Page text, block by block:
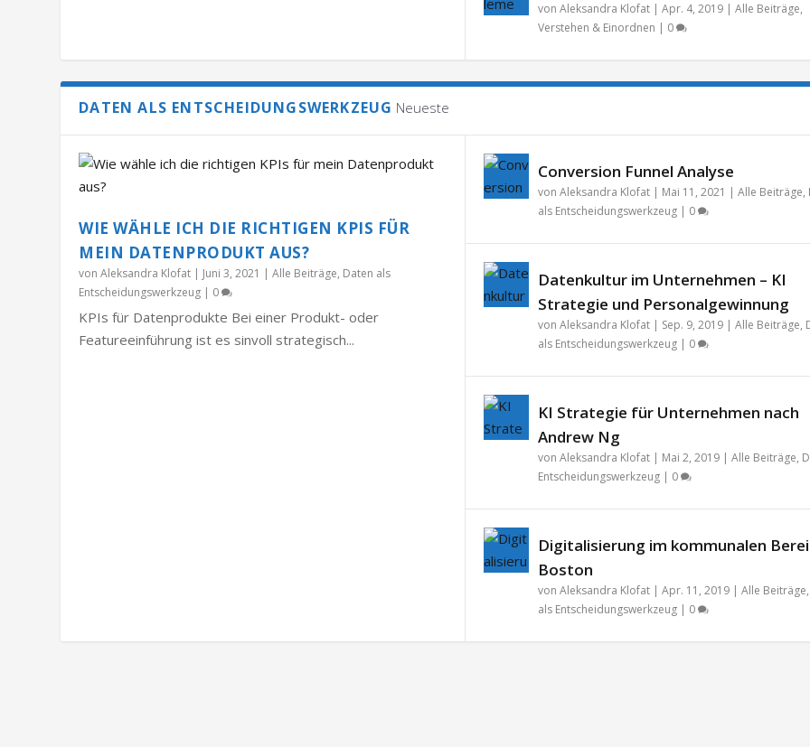
von Aleksandra Klofat| Apr. 4, 2019| Alle Beiträge,
Verstehen & Einordnen | 0
DATEN ALS ENTSCHEIDUNGSWERKZEUG Neueste
WIE WÄHLE ICH DIE RICHTIGEN KPIS FÜR
MEIN DATENPRODUKT AUS?
vonAleksandra Klofat | Juni 3, 2021 |Alle Beiträge, Daten als
Entscheidungswerkzeug | 0
KPIs für Datenprodukte Bei einer Produkt- oder
Featureeinführung ist es sinvoll strategisch...
Conversion Funnel Analyse
von Aleksandra Klofat| Mai 11, 2021 | Alle Beiträge,
als Entscheidungswerkzeug| 0
Datenkultur im Unternehmen – KI
Strategie und Personalgewinnung
von Aleksandra Klofat| Sep. 9, 2019| Alle Beiträge,
als Entscheidungswerkzeug| 0
KI Strategie für Unternehmen nach
Andrew Ng
von Aleksandra Klofat| Mai 2, 2019| Alle Beiträge,
Entscheidungswerkzeug| 0
Digitalisierung im kommunalen
Boston
von Aleksandra Klofat| Apr. 11, 2019| Alle Beiträge,
als Entscheidungswerkzeug| 0